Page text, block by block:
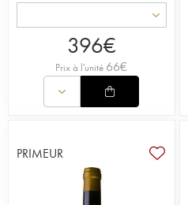
396€
Prix à l'unité 66€
PRIMEUR